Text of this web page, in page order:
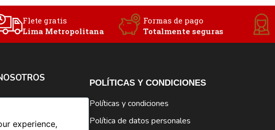
Flete gratis
Lima Metropolitana
Formas de pago
Totalmente seguras
POLÍTICAS Y CONDICIONES
Políticas y condiciones
Política de datos personales
experience,